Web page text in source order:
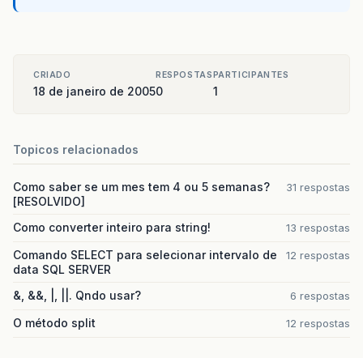
CRIADO
18 de janeiro de 2005
RESPOSTAS
0
PARTICIPANTES
1
Topicos relacionados
Como saber se um mes tem 4 ou 5 semanas?
[RESOLVIDO]
31 respostas
Como converter inteiro para string! 13 respostas
Comando SELECT para selecionar intervalo de
data SQL SERVER
12 respostas
&, &&, |, ||. Qndo usar? 6 respostas
O método split 12 respostas